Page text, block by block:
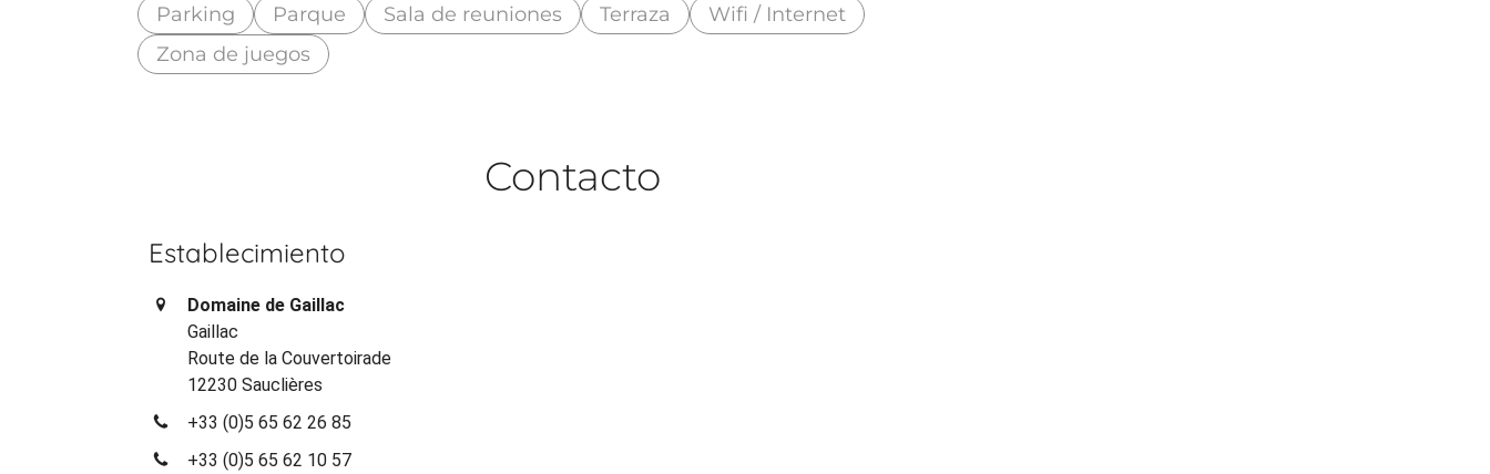
Parking
Parque Sala de reuniones Terraza
Wifi / Internet
Zona de juegos
Contacto
Establecimiento
Domaine de Gaillac
Gaillac
Route de la Couvertoirade
12230 Sauclières
+33 (0)5 65 62 26 85
+33 (0)5 65 62 10 57